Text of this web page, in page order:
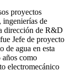
proyectos
ingenierías de
dirección de R&D
Jefe de proyecto
de agua en esta
años como
electromecánico